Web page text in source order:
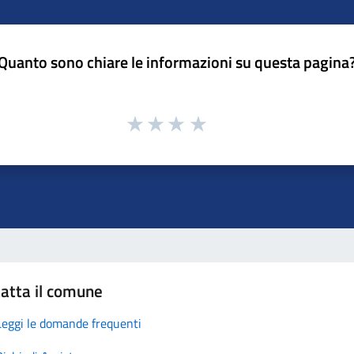
sono chiare le informazioni su questa
il comune
le domande frequenti